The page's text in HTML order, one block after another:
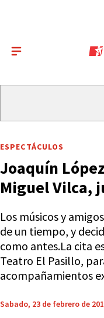
ESPECTÁCULOS
Joaquín
Miguel Vilca,
Los músicos y
de un tiempo, y
como antes.La cita
Teatro El Pasillo,
acompañamientos
Sabado, 23 de febrero de